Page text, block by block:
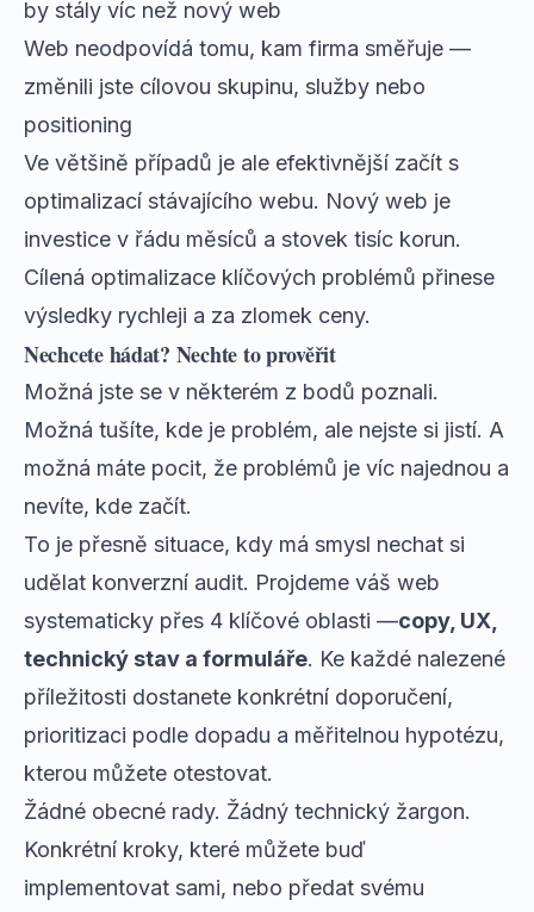
by stály víc než nový web
Web neodpovídá tomu, kam firma směřuje —
změnili jste cílovou skupinu, služby nebo
positioning
Ve většině případů je ale efektivnější začít s
optimalizací stávajícího webu. Nový web je
investice v řádu měsíců a stovek tisíc korun.
Cílená optimalizace klíčových problémů přinese
výsledky rychleji a za zlomek ceny.
Nechcete hádat? Nechte to prověřit
Možná jste se v některém z bodů poznali.
Možná tušíte, kde je problém, ale nejste si jistí. A
možná máte pocit, že problémů je víc najednou a
nevíte, kde začít.
To je přesně situace, kdy má smysl nechat si
udělat konverzní audit. Projdeme váš web
systematicky přes 4 klíčové oblasti —copy, UX,
technický stav a formuláře. Ke každé nalezené
příležitosti dostanete konkrétní doporučení,
prioritizaci podle dopadu a měřitelnou hypotézu,
kterou můžete otestovat.
Žádné obecné rady. Žádný technický žargon.
Konkrétní kroky, které můžete buď
implementovat sami, nebo předat svému